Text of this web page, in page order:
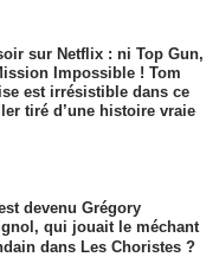
sur Netflix : ni Top Gun,
Impossible ! Tom
est irrésistible dans ce
tiré d’une histoire vraie
devenu Grégory
qui jouait le méchant
dans Les Choristes ?